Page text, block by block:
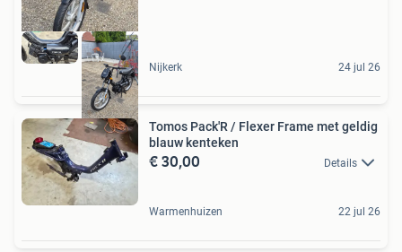
Nijkerk 24 jul 26
Tomos Pack'R / Flexer Frame met geldig
blauw kenteken
€ 30,00 Details
Warmenhuizen 22 jul 26